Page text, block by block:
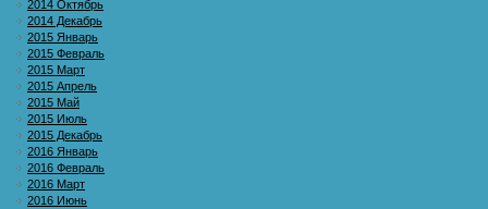
2014 Октябрь
2014 Декабрь
2015 Январь
2015 Февраль
2015 Март
2015 Апрель
2015 Май
2015 Июль
2015 Декабрь
2016 Январь
2016 Февраль
2016 Март
2016 Июнь